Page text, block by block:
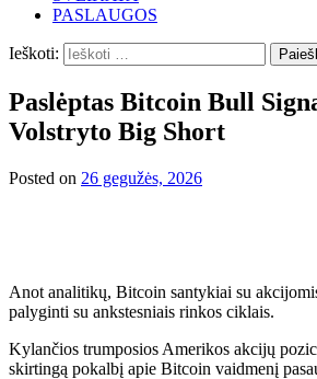
PASLAUGOS
Ieškoti:
Paslėptas Bitcoin Bull
Volstryto Big Short
Posted on 26 gegužės, 2026
Anot analitikų, Bitcoin santykiai su
palyginti su ankstesniais rinkos ciklais.
Kylančios trumposios Amerikos akcijų
skirtingą pokalbį apie Bitcoin vaidmenį